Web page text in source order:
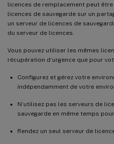
licences de remplacement peut
licences de sauvegarde sur un
un serveur de licences de
du serveur de licences.
Vous pouvez utiliser les mêmes
récupération d’urgence que pour
Configurez et gérez votre
indépendamment de votre
N’utilisez pas les serveurs de
sauvegarde en même temps
Rendez un seul serveur de